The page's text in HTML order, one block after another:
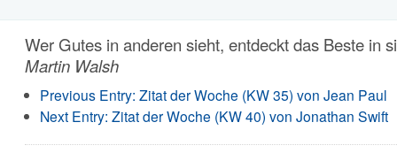
Wer Gutes in anderen sieht, entdeckt das Beste in
Martin Walsh
Previous Entry: Zitat der Woche (KW 35) von Jean Paul
Next Entry: Zitat der Woche (KW 40) von Jonathan Swift